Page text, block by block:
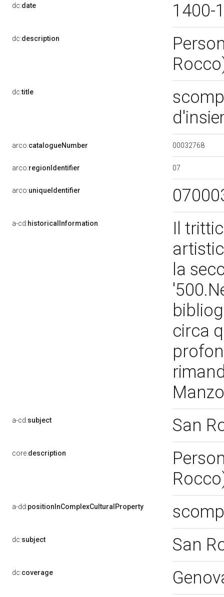
dc:date 1400-
dc:description
dc:title
arco:catalogueNumber 00032768
arco:regionIdentifier 07
arco:uniqueIdentifier
a-cd:historicalInformation
Il
la
circa
a-cd:subject San
core:description
a-dd:positionInComplexCulturalProperty
dc:subject San
dc:coverage